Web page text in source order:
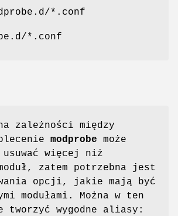
*.conf
*.conf
zależności między
modprobe może
usuwać więcej niż
zatem potrzebna jest
opcji, jakie mają być
modułami. Można w ten
tworzyć wygodne aliasy: